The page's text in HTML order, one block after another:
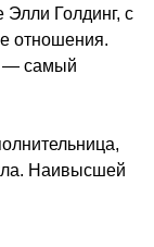
Голдинг, с
отношения.
— самый
Наивысшей